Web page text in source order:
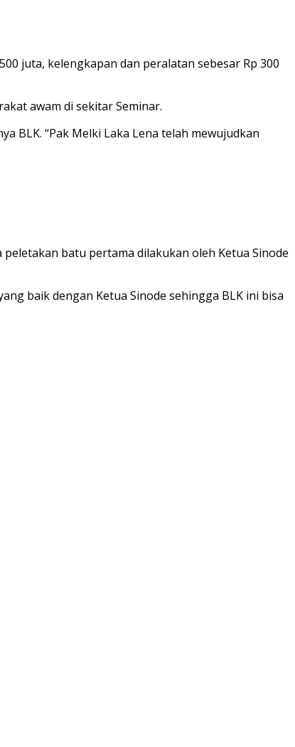
juta, kelengkapan dan peralatan sebesar Rp 300
awam di sekitar Seminar.
BLK. “Pak Melki Laka Lena telah mewujudkan
batu pertama dilakukan oleh Ketua Sinode
baik dengan Ketua Sinode sehingga BLK ini bisa